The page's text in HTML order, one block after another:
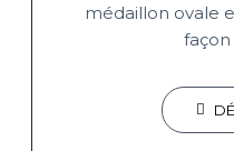
médaillon ovale